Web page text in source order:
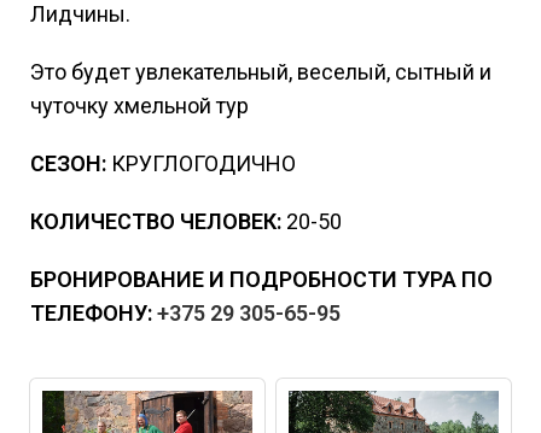
Лидчины.
Это будет увлекательный, веселый, сытный и
чуточку хмельной тур
СЕЗОН: КРУГЛОГОДИЧНО
КОЛИЧЕСТВО ЧЕЛОВЕК: 20-50
БРОНИРОВАНИЕ И ПОДРОБНОСТИ ТУРА ПО
ТЕЛЕФОНУ:+375 29 305-65-95